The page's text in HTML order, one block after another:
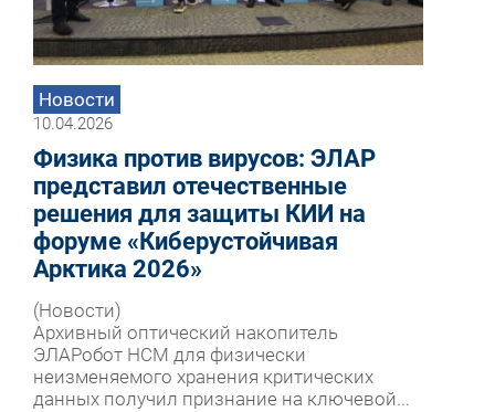
Новости
10.04.2026
Физика против вирусов: ЭЛАР
представил отечественные
решения для защиты КИИ на
форуме «Киберустойчивая
Арктика 2026»
(Новости)
Архивный оптический накопитель
ЭЛАРобот НСМ для физически
неизменяемого хранения критических
данных получил признание на ключевой...